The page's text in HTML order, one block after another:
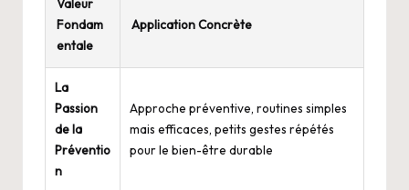
Valeur
Fondam
entale
Application Concrète
La
Passion
de la
Préventio
n
Approche préventive, routines simples
mais efficaces, petits gestes répétés
pour le bien-être durable